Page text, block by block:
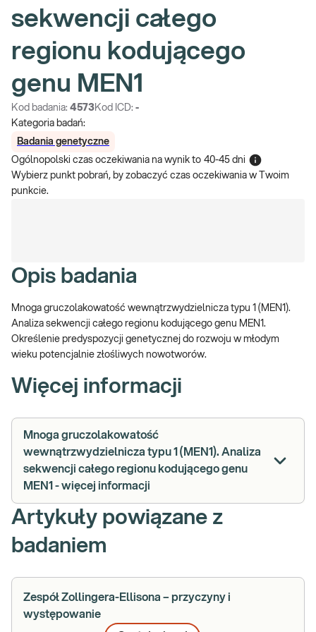
sekwencji całego
regionu kodującego
genu MEN1
Kod badania: 4573Kod ICD: -
Kategoria badań:
Badania genetyczne
Ogólnopolski czas oczekiwania na wynik to 40-45 dni
Wybierz punkt pobrań, by zobaczyć czas oczekiwania w Twoim
punkcie.
Opis badania
Mnoga gruczolakowatość wewnątrzwydzielnicza typu 1 (MEN1).
Analiza sekwencji całego regionu kodującego genu MEN1.
Określenie predyspozycji genetycznej do rozwoju w młodym
wieku potencjalnie złośliwych nowotworów.
Więcej informacji
Mnoga gruczolakowatość
wewnątrzwydzielnicza typu 1 (MEN1). Analiza
sekwencji całego regionu kodującego genu
MEN1 - więcej informacji
Artykuły powiązane z
badaniem
Zespół Zollingera-Ellisona – przyczyny i
występowanie